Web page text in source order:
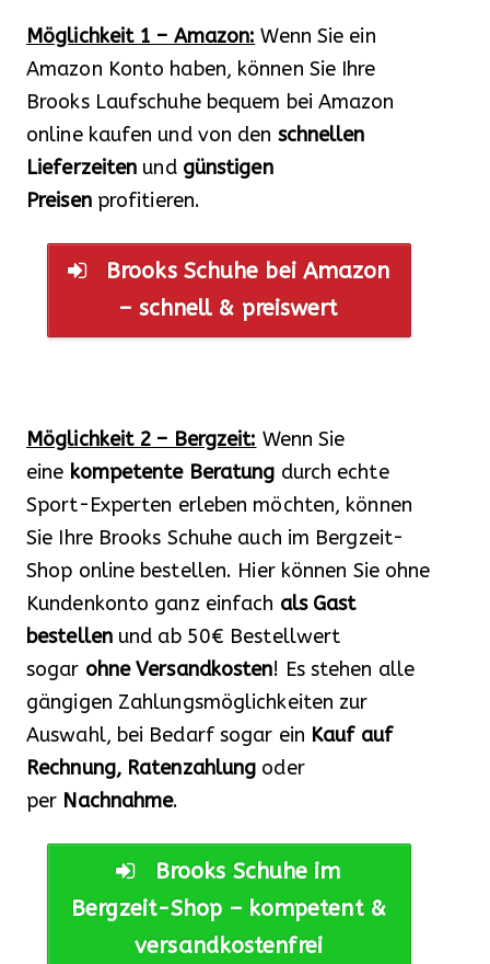
Möglichkeit 1 – Amazon: Wenn Sie ein
Amazon Konto haben, können Sie Ihre
Brooks Laufschuhe bequem bei Amazon
online kaufen und von den schnellen
Lieferzeiten und günstigen
Preisen profitieren.
Brooks Schuhe bei Amazon
– schnell & preiswert
Möglichkeit 2 – Bergzeit: Wenn Sie
eine kompetente Beratung durch echte
Sport-Experten erleben möchten, können
Sie Ihre Brooks Schuhe auch im Bergzeit-
Shop online bestellen. Hier können Sie ohne
Kundenkonto ganz einfach als Gast
bestellenund ab 50€ Bestellwert
sogar ohne Versandkosten! Es stehen alle
gängigen Zahlungsmöglichkeiten zur
Auswahl, bei Bedarf sogar ein Kauf auf
Rechnung, Ratenzahlung oder
per Nachnahme.
Brooks Schuhe im
Bergzeit-Shop – kompetent &
versandkostenfrei